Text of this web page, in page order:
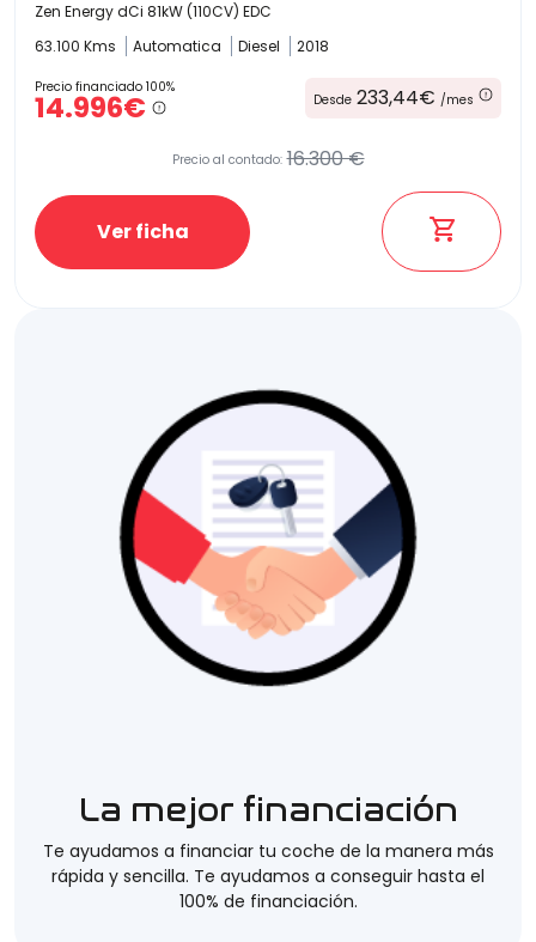
Zen Energy dCi 81kW (110CV) EDC
63.100 Kms
Automatica Diesel 2018
Precio financiado 100%
14.996€ Desde 233,44€ /mes
Precio al contado: 16.300 €
Ver ficha
La mejor financiación
Te ayudamos a financiar tu coche de la manera más
rápida y sencilla. Te ayudamos a conseguir hasta el
100% de financiación.